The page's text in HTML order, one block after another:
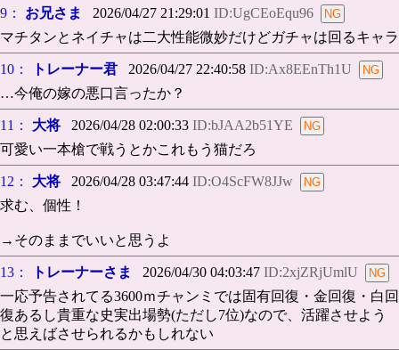
9： お兄さま 2026/04/27 21:29:01 ID:UgCEoEqu96
マチタンとネイチャは二大性能微妙だけどガチャは回るキャラ
10： トレーナー君 2026/04/27 22:40:58 ID:Ax8EEnTh1U
…今俺の嫁の悪口言ったか？
11： 大将 2026/04/28 02:00:33 ID:bJAA2b51YE
可愛い一本槍で戦うとかこれもう猫だろ
12： 大将 2026/04/28 03:47:44 ID:O4ScFW8JJw
求む、個性！
→そのままでいいと思うよ
13： トレーナーさま 2026/04/30 04:03:47 ID:2xjZRjUmlU
一応予告されてる3600ｍチャンミでは固有回復・金回復・白回
復あるし貴重な史実出場勢(ただし7位)なので、活躍させよう
と思えばさせられるかもしれない